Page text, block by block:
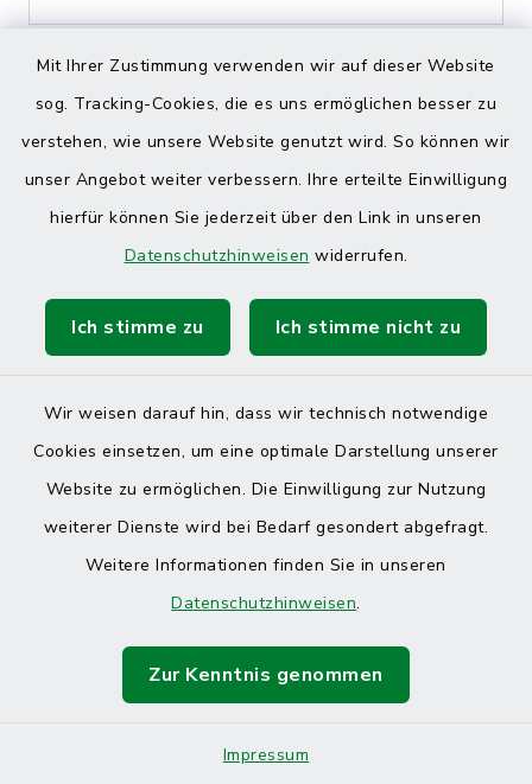
Mit Ihrer Zustimmung verwenden wir auf dieser Website
sog. Tracking-Cookies, die es uns ermöglichen besser zu
verstehen, wie unsere Website genutzt wird. So können wir
unser Angebot weiter verbessern. Ihre erteilte Einwilligung
hierfür können Sie jederzeit über den Link in unseren
Datenschutzhinweisen widerrufen.
Ich stimme zu Ich stimme nicht zu
Wir weisen darauf hin, dass wir technisch notwendige
Cookies einsetzen, um eine optimale Darstellung unserer
Website zu ermöglichen. Die Einwilligung zur Nutzung
weiterer Dienste wird bei Bedarf gesondert abgefragt.
Weitere Informationen finden Sie in unseren
Datenschutzhinweisen.
Zur Kenntnis genommen
Impressum
C
Café Küste
Zingelstraße 31, 25704
Meldorf
+49 4832 979 84 44
https://www.cafekueste.de/
Cajukas Welt
Zingelstraße 16, 25704
Meldorf
Kathrin Salzmann